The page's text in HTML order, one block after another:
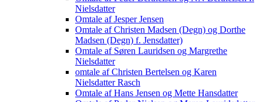
Nielsdatter
Omtale af Jesper Jensen
Omtale af Christen Madsen (Degn) og Dorthe
Madsen (Degn) f. Jensdatter)
Omtale af Søren Lauridsen og Margrethe
Nielsdatter
omtale af Christen Bertelsen og Karen
Nielsdatter Rasch
Omtale af Hans Jensen og Mette Hansdatter